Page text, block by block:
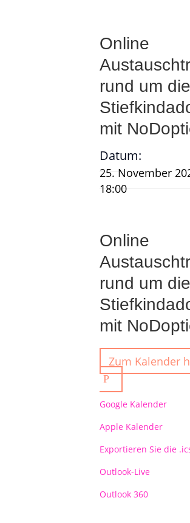
Online
rund um die
mit
Datum:
25. November
18:00
Online
rund um die
mit
Zum Kalender
Google Kalender
Apple Kalender
Exportieren Sie die
Outlook-Live
Outlook 360